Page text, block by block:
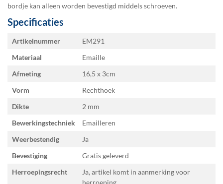
bordje kan alleen worden bevestigd middels schroeven.
Specificaties
Specificaties
Artikelnummer
EM291
Materiaal
Emaille
Afmeting
16,5 x 3
Vorm
Rechthoek
Dikte
2 mm
Bewerkingstechniek
Emailleren
Weerbestendig
Ja
Bevestiging
Gratis geleverd
Herroepingsrecht
Ja, artikel komt in aanmerking voor
herroeping